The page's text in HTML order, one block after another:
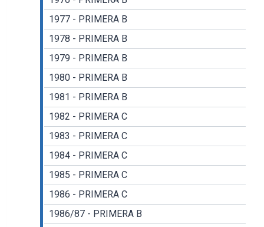
1977 - PRIMERA B
1978 - PRIMERA B
1979 - PRIMERA B
1980 - PRIMERA B
1981 - PRIMERA B
1982 - PRIMERA C
1983 - PRIMERA C
1984 - PRIMERA C
1985 - PRIMERA C
1986 - PRIMERA C
1986/87 - PRIMERA B